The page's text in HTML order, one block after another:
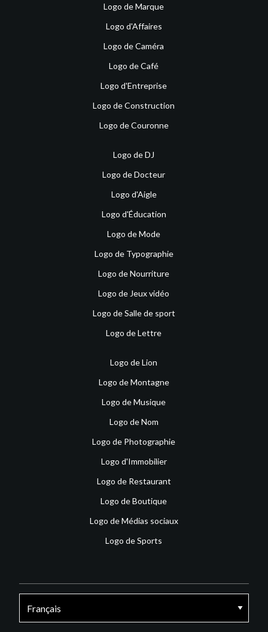
Logo de Marque
Logo d'Affaires
Logo de Caméra
Logo de Café
Logo d'Entreprise
Logo de Construction
Logo de Couronne
Logo de DJ
Logo de Docteur
Logo d'Aigle
Logo d'Éducation
Logo de Mode
Logo de Typographie
Logo de Nourriture
Logo de Jeux vidéo
Logo de Salle de sport
Logo de Lettre
Logo de Lion
Logo de Montagne
Logo de Musique
Logo de Nom
Logo de Photographie
Logo d'Immobilier
Logo de Restaurant
Logo de Boutique
Logo de Médias sociaux
Logo de Sports